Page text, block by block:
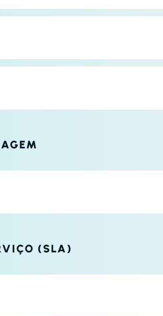
(SLA)